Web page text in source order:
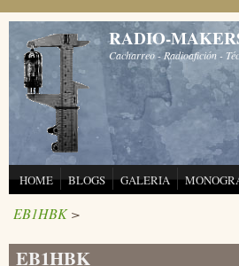
Pasar al contenido principal
RADIO-
Cacharreo - Radioafición -
HOME BLOGS GALERIA
EB1HBK>
EB1HBK